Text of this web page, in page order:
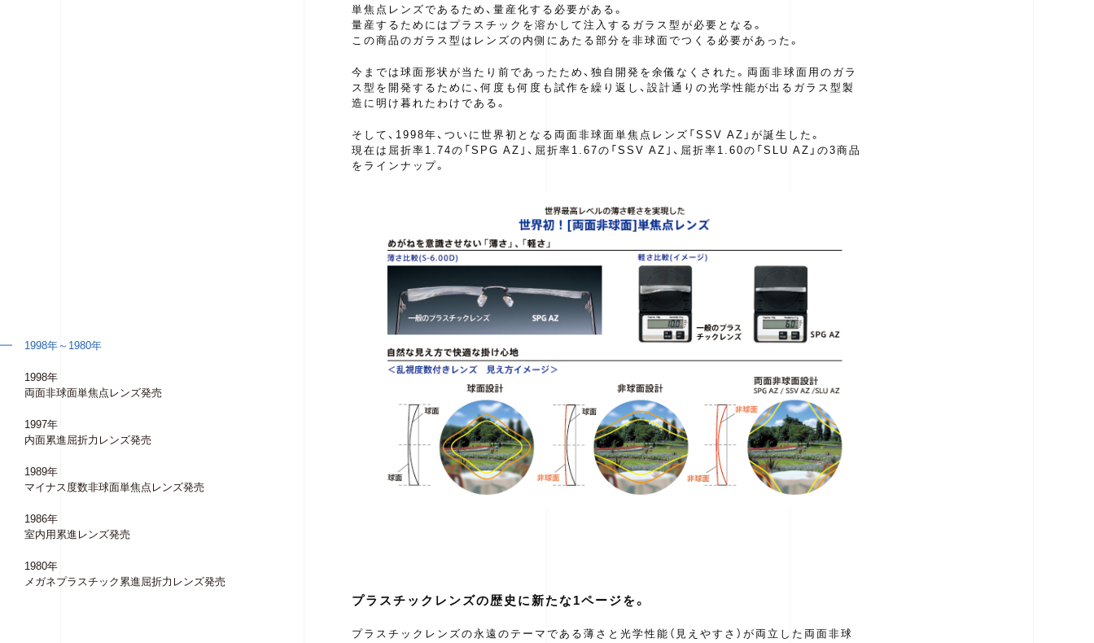
1998年～1980年
1998年
両面非球面単焦点レンズ発売
1997年
内面累進屈折力レンズ発売
1989年
マイナス度数非球面単焦点レンズ発売
1986年
室内用累進レンズ発売
1980年
メガネプラスチック累進屈折力レンズ発売
単焦点レンズであるため、量産化する必要がある。
量産するためにはプラスチックを溶かして注入するガラス型が必要となる。
この商品のガラス型はレンズの内側にあたる部分を非球面でつくる必要があった。
今までは球面形状が当たり前であったため、独自開発を余儀なくされた。両面非球面用のガラ
ス型を開発するために、何度も何度も試作を繰り返し、設計通りの光学性能が出るガラス型製
造に明け暮れたわけである。
そして、1998年、ついに世界初となる両面非球面単焦点レンズ「SSV AZ」が誕生した。
現在は屈折率1.74の「SPG AZ｣、屈折率1.67の「SSV AZ｣、屈折率1.60の「SLU AZ」の3商品
をラインナップ。
プラスチックレンズの歴史に新たな1ページを。
プラスチックレンズの永遠のテーマである薄さと光学性能（見えやすさ）が両立した両面非球